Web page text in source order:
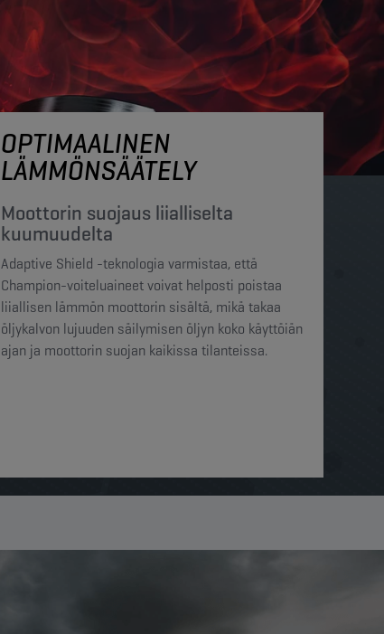
OPTIMAALINEN
LÄMMÖNSÄÄTELY
Moottorin suojaus liialliselta
kuumuudelta​​
Adaptive Shield -teknologia varmistaa, että
Champion-voiteluaineet voivat helposti poistaa
liiallisen lämmön moottorin sisältä, mikä takaa
öljykalvon lujuuden säilymisen öljyn koko käyttöiän
ajan ja moottorin suojan kaikissa tilanteissa.